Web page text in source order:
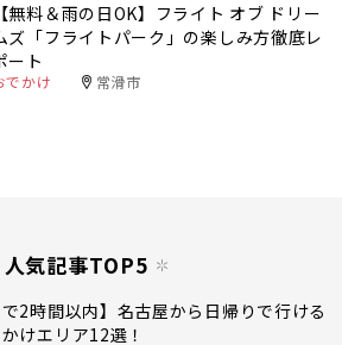
【無料＆雨の日OK】フライト オブ ドリー
ズ「フライトパーク」の楽しみ方徹底レ
ート
でかけ 常滑市
人気記事TOP5
で2時間以内】名古屋から日帰りで行ける
けエリア12選！